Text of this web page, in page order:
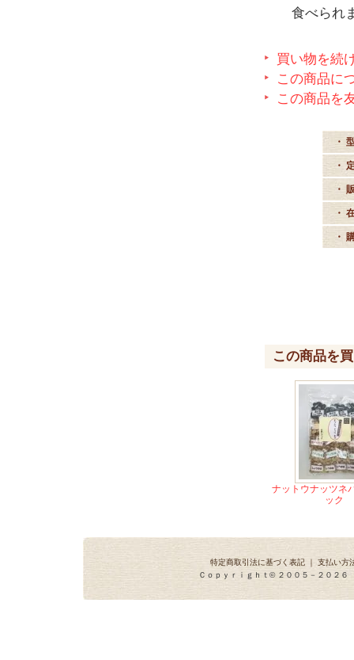
食べられま
買い物を続
この商品に
この商品を
・
・
・
・
・
この商品を
ナットウナッツネ
ック
特定商取引法に基づく表記 ｜ 支払い方
Ｃｏｐｙｒｉｇｈｔ© ２００５－２０